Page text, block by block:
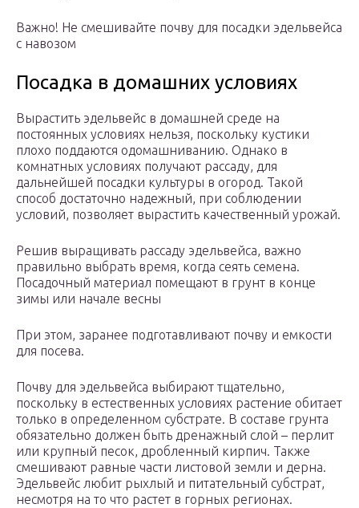
Важно! Не смешивайте почву для посадки эдельвейса
с навозом
Посадка в домашних условиях
Вырастить эдельвейс в домашней среде на
постоянных условиях нельзя, поскольку кустики
плохо поддаются одомашниванию. Однако в
комнатных условиях получают рассаду, для
дальнейшей посадки культуры в огород. Такой
способ достаточно надежный, при соблюдении
условий, позволяет вырастить качественный урожай.
Решив выращивать рассаду эдельвейса, важно
правильно выбрать время, когда сеять семена.
Посадочный материал помещают в грунт в конце
зимы или начале весны
При этом, заранее подготавливают почву и емкости
для посева.
Почву для эдельвейса выбирают тщательно,
поскольку в естественных условиях растение обитает
только в определенном субстрате. В составе грунта
обязательно должен быть дренажный слой – перлит
или крупный песок, дробленный кирпич. Также
смешивают равные части листовой земли и дерна.
Эдельвейс любит рыхлый и питательный субстрат,
несмотря на то что растет в горных регионах.